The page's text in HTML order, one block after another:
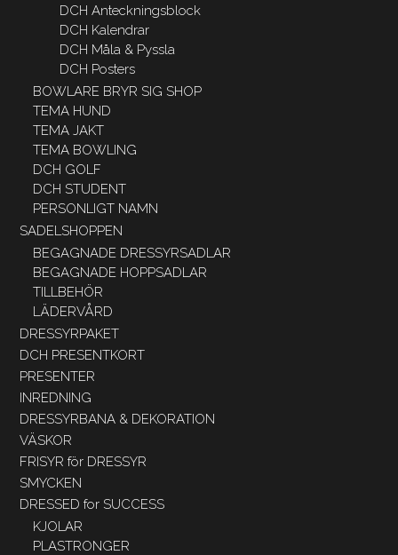
DCH Anteckningsblock
DCH Kalendrar
DCH Måla & Pyssla
DCH Posters
BOWLARE BRYR SIG SHOP
TEMA HUND
TEMA JAKT
TEMA BOWLING
DCH GOLF
DCH STUDENT
PERSONLIGT NAMN
SADELSHOPPEN
BEGAGNADE DRESSYRSADLAR
BEGAGNADE HOPPSADLAR
TILLBEHÖR
LÄDERVÅRD
DRESSYRPAKET
DCH PRESENTKORT
PRESENTER
INREDNING
DRESSYRBANA & DEKORATION
VÄSKOR
FRISYR för DRESSYR
SMYCKEN
DRESSED for SUCCESS
KJOLAR
PLASTRONGER